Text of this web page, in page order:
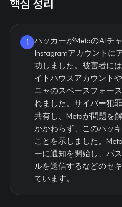
핵심 정리
1
ハッカーがMetaのAIチ
Instagramアカウントに
功しました。被害者に
イトハウスアカウント
ニャのスペースフォー
れました。サイバー犯
共有し、Metaが問題を
かかわらず、このハッ
ことを示しました。
ーに通知を開始し、パ
ルを送信するなどのセ
ています。